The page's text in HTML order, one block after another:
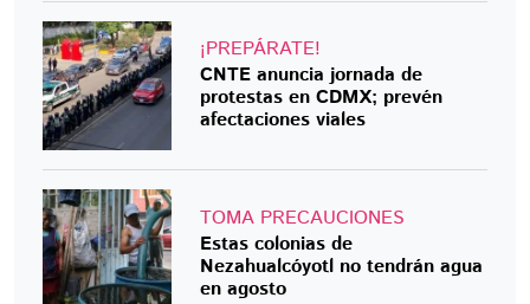
¡PREPÁRATE!
CNTE anuncia jornada de
protestas en CDMX; prevén
afectaciones viales
TOMA PRECAUCIONES
Estas colonias de
Nezahualcóyotl no tendrán agua
en agosto